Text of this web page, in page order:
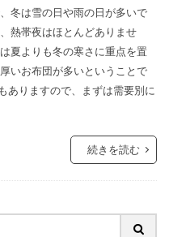
冬は雪の日や雨の日が多いで
熱帯夜はほとんどありませ
夏よりも冬の寒さに重点を置
いお布団が多いということで
ありますので、まずは需要別に
続きを読む